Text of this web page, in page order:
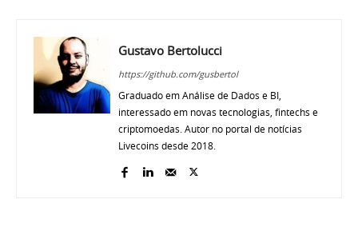
Gustavo Bertolucci
https://github.com/gusbertol
Graduado em Análise de Dados e BI,
interessado em novas tecnologias, fintechs e
criptomoedas. Autor no portal de notícias
Livecoins desde 2018.